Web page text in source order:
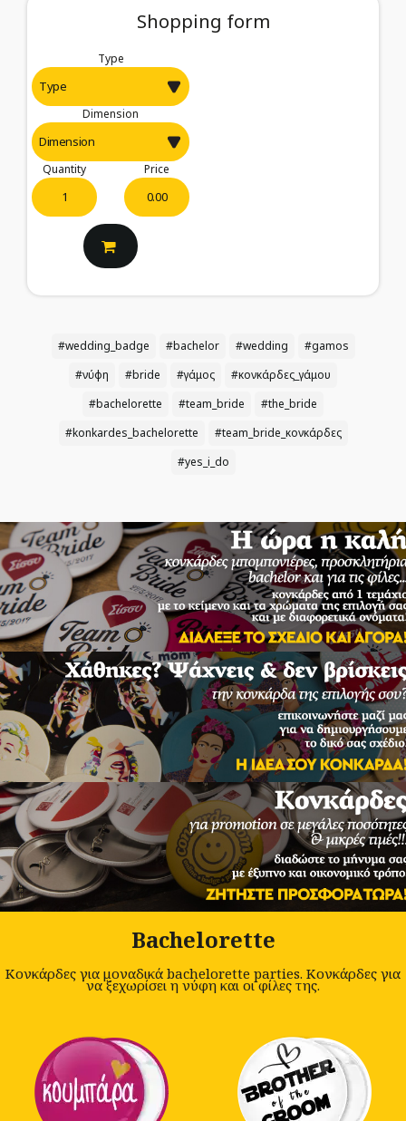
Shopping form
Type
Dimension
Quantity Price
0.00
#wedding_badge #bachelor #wedding
#gamos
#νύφη
#bride #γάμος
#κονκάρδες_γάμου
#bachelorette
#team_bride
#the_bride
#konkardes_bachelorette
#team_bride_κονκάρδες
#yes_i_do
Bachelorette
Κονκάρδες για μοναδικά bachelorette parties. Κονκάρδες για
να ξεχωρίσει η νύφη και οι φίλες της.